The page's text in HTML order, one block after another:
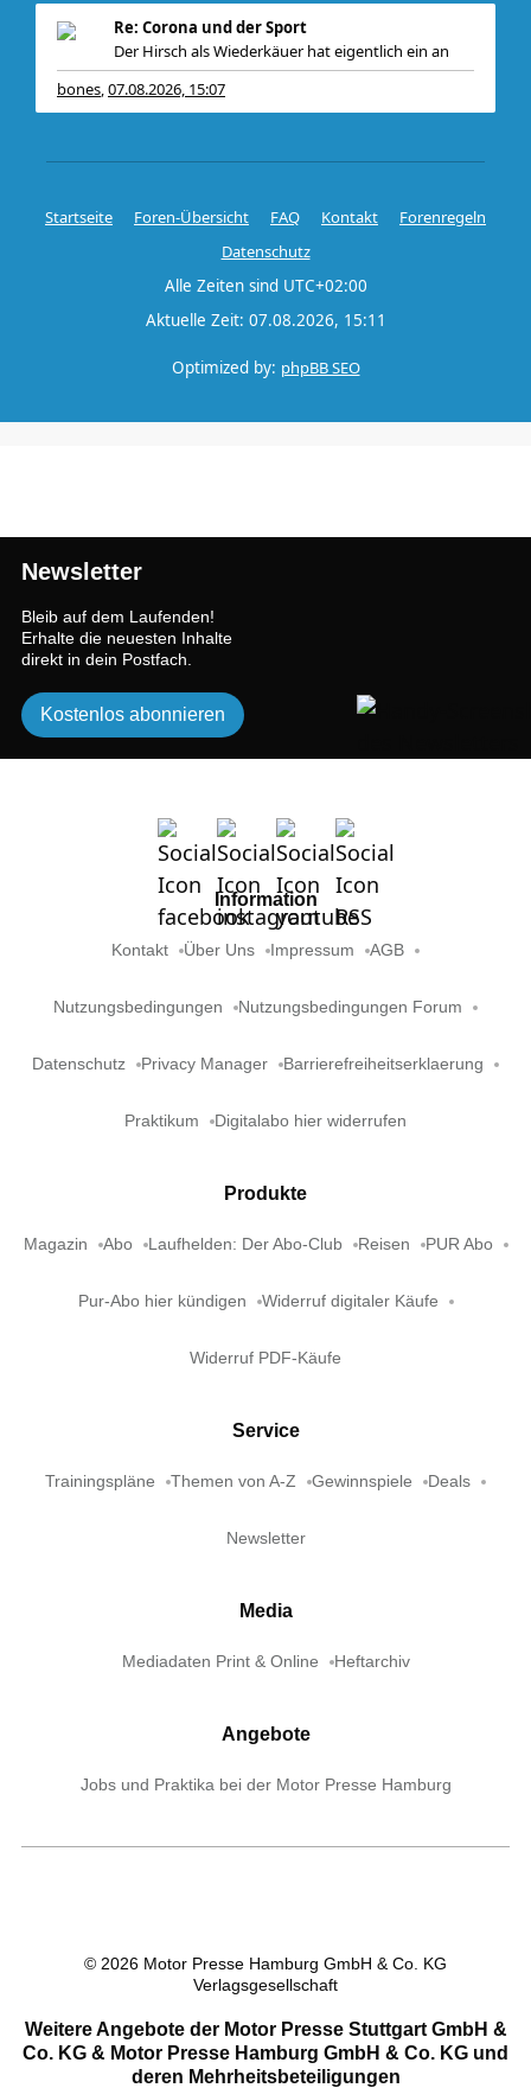
Re: Corona und der Sport
Der Hirsch als Wiederkäuer hat eigentlich ein an
bones,07.08.2026, 15:07
Startseite Foren-Übersicht FAQ Kontakt
Forenregeln
Datenschutz
Alle Zeiten sind UTC+02:00
Aktuelle Zeit: 07.08.2026, 15:11
Optimized by: phpBB SEO
Newsletter
Bleib auf dem Laufenden!
Erhalte die neuesten Inhalte
direkt in dein Postfach.
Kostenlos abonnieren
Information
Kontakt Über Uns Impressum AGB
Nutzungsbedingungen Nutzungsbedingungen Forum
Datenschutz Privacy Manager Barrierefreiheitserklaerung
Praktikum Digitalabo hier widerrufen
Produkte
Magazin Abo Laufhelden: Der Abo-Club Reisen PUR Abo
Pur-Abo hier kündigen Widerruf digitaler Käufe
Widerruf PDF-Käufe
Service
Trainingspläne Themen von A-Z Gewinnspiele Deals
Newsletter
Media
Mediadaten Print & Online Heftarchiv
Angebote
Jobs und Praktika bei der Motor Presse Hamburg
© 2026 Motor Presse Hamburg GmbH & Co. KG
Verlagsgesellschaft
Weitere Angebote der Motor Presse Stuttgart GmbH &
Co. KG & Motor Presse Hamburg GmbH & Co. KG und
deren Mehrheitsbeteiligungen